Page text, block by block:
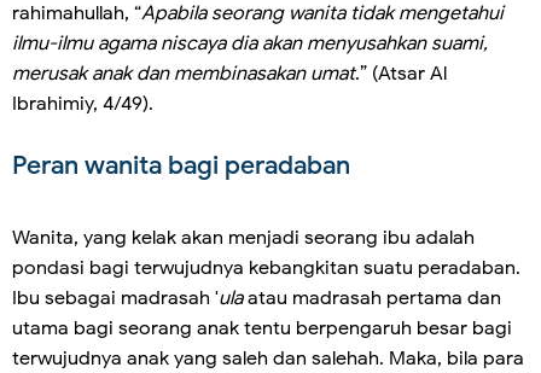
rahimahullah, “Apabila seorang wanita tidak mengetahui
ilmu-ilmu agama niscaya dia akan menyusahkan suami,
merusak anak dan membinasakan umat.” (Atsar Al
Ibrahimiy, 4/49).
Peran wanita bagi peradaban
Wanita, yang kelak akan menjadi seorang ibu adalah
pondasi bagi terwujudnya kebangkitan suatu peradaban.
Ibu sebagai madrasah 'ulaatau madrasah pertama dan
utama bagi seorang anak tentu berpengaruh besar bagi
terwujudnya anak yang saleh dan salehah. Maka, bila para